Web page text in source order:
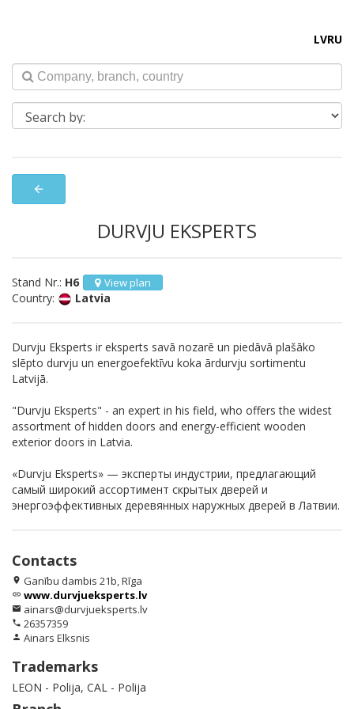
LVRU
arrow_back
DURVJU EKSPERTS
Stand Nr.: H6 View plan
Country: Latvia
Durvju Eksperts ir eksperts savā nozarē un piedāvā plašāko
slēpto durvju un energoefektīvu koka ārdurvju sortimentu
Latvijā.
"Durvju Eksperts" - an expert in his field, who offers the widest
assortment of hidden doors and energy-efficient wooden
exterior doors in Latvia.
«Durvju Eksperts» — эксперты индустрии, предлагающий
самый широкий ассортимент скрытых дверей и
энергоэффективных деревянных наружных дверей в Латвии.
Contacts
location_on Ganību dambis 21b, Rīga
link www.durvjueksperts.lv
email ainars@durvjueksperts.lv
phone 26357359
person Ainars Elksnis
Trademarks
LEON - Polija, CAL - Polija